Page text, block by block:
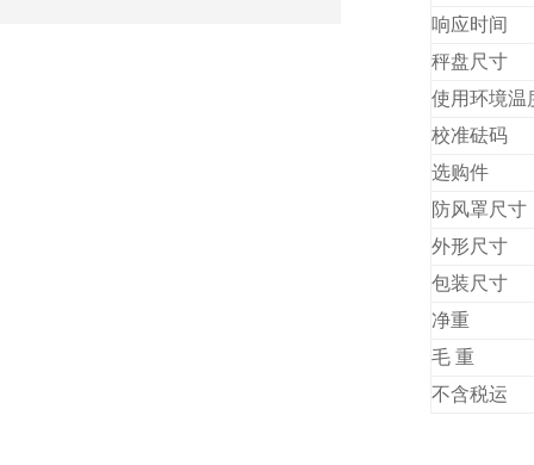
响应时间
秤盘尺寸
使用环境温
校准砝码
选购件
防风罩尺寸
外形尺寸
包装尺寸
净重
毛 重
不含税运